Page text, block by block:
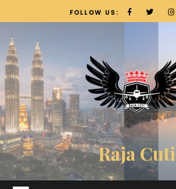
FOLLOW US:
Raja Cuti